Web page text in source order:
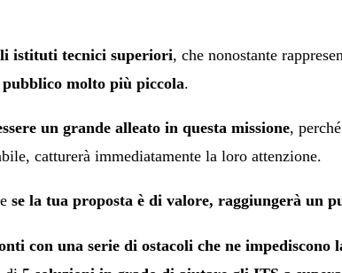
istituti tecnici superiori, che nonostante
molto più piccola.
un grande alleato in questa missione,
catturerà immediatamente la loro attenzione.
se la tua proposta è di valore, raggiungerà un
con una serie di ostacoli che ne impediscono